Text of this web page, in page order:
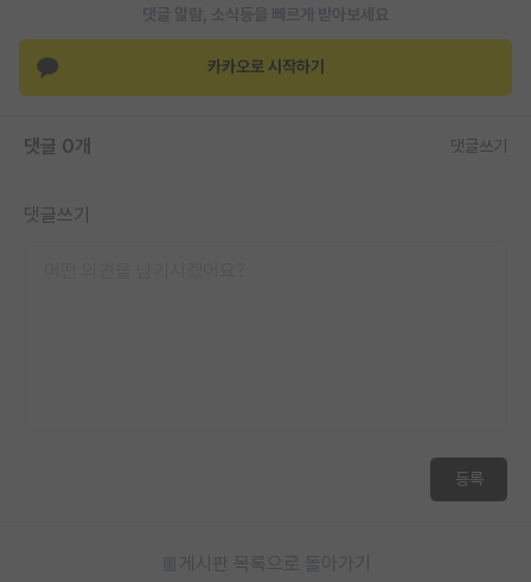
댓글 알람, 소식등을 빠르게 받아보세요
카카오로 시작하기
댓글 0개 댓글쓰기
댓글쓰기
등록
게시판 목록으로 돌아가기